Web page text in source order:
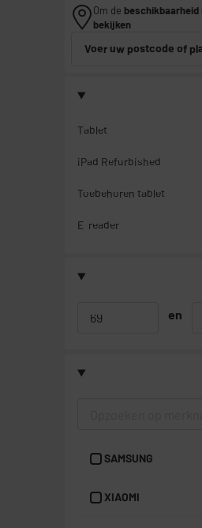
Om de
bekijken
Voer uw postcode of
Tablet
iPad Refurbished
Toebehoren tablet
E-reader
en
SAMSUNG
XIAOMI